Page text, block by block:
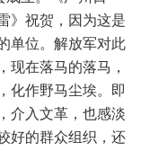
》祝贺，因为这是
单位。解放军对此
现在落马的落马，
化作野马尘埃。即
介入文革，也感淡
好的群众组织，还